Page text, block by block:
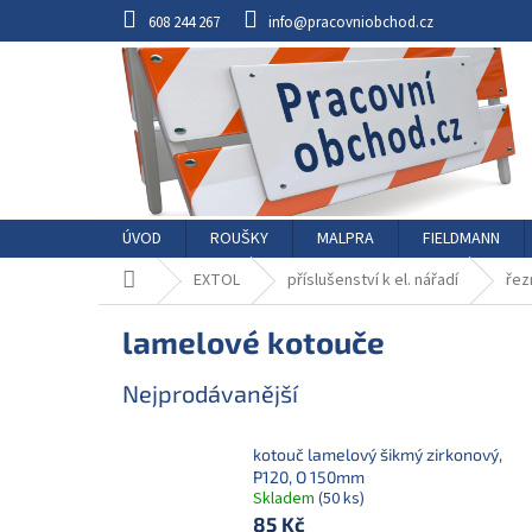
608 244 267 info@pracovniobchod.cz
ÚVOD ROUŠKY MALPRA FIELDMANN
Domů EXTOL příslušenství k el. nářadí
lamelové kotouče
Nejprodávanější
kotouč lamelový šikmý zirkonový,
P120, O 150mm
Skladem (50 ks)
85 Kč